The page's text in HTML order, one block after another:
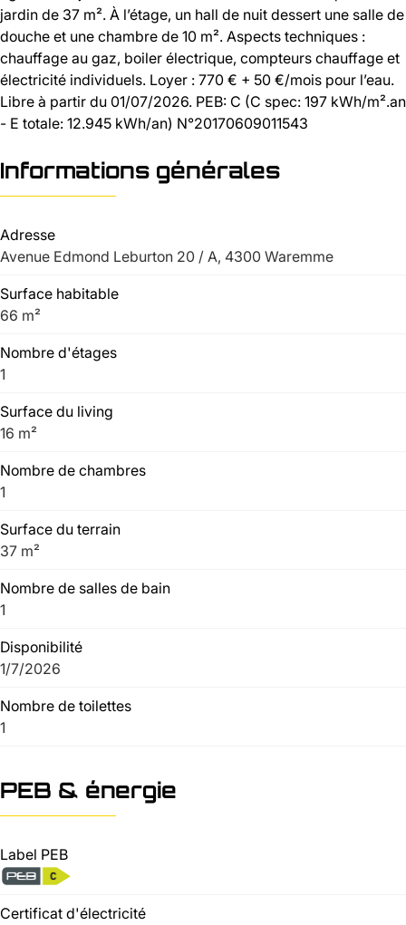
jardin de 37 m². À l’étage, un hall de nuit dessert une salle de
douche et une chambre de 10 m². Aspects techniques :
chauffage au gaz, boiler électrique, compteurs chauffage et
électricité individuels. Loyer : 770 € + 50 €/mois pour l’eau.
Libre à partir du 01/07/2026. PEB: C (C spec: 197 kWh/m².an
- E totale: 12.945 kWh/an) N°20170609011543
Informations générales
Adresse
Avenue Edmond Leburton 20 / A, 4300 Waremme
Surface habitable
66 m²
Nombre d'étages
1
Surface du living
16 m²
Nombre de chambres
1
Surface du terrain
37 m²
Nombre de salles de bain
1
Disponibilité
1/7/2026
Nombre de toilettes
1
PEB & énergie
Label PEB
Certificat d'électricité